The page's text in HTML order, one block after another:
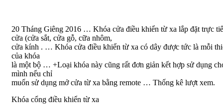
20 Tháng Giêng 2016 … Khóa cửa điều khiển từ xa lắp đặt trực
cửa (cửa sắt, cửa gỗ, cữa nhôm,
cửa kính . … Khóa cửa điều khiển từ xa có dây được tức là mỗi
của khóa
là một bộ … +Loại khóa này cũng rất đơn giản kết hợp sử dụng
mình nếu chỉ
muốn sử dụng mở cửa từ xa bằng remote … Thống kê lượt xem.
Khóa cổng điều khiển từ xa